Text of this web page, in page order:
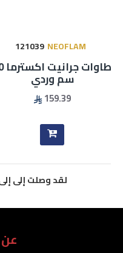
NEOFLAM
121039
سم وردي
159.39
لقد وصلت إلى